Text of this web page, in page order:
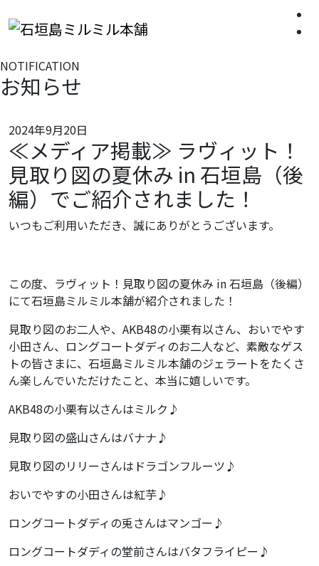
NOTIFICATION
お知らせ
2024年9月20日
≪メディア掲載≫ ラヴィット！
見取り図の夏休み in 石垣島（後
編）でご紹介されました！
いつもご利用いただき、誠にありがとうございます。
この度、ラヴィット！見取り図の夏休み in 石垣島（後編）
にて石垣島ミルミル本舗が紹介されました！
見取り図のお二人や、AKB48の小栗有以さん、おいでやす
小田さん、ロングコートダディのお二人など、素敵なゲス
トの皆さまに、石垣島ミルミル本舗のジェラートをたくさ
ん楽しんでいただけたこと、本当に嬉しいです。
AKB48の小栗有以さんはミルク♪
見取り図の盛山さんはバナナ♪
見取り図のリリーさんはドラゴンフルーツ♪
おいでやすの小田さんは紅芋♪
ロングコートダディの兎さんはマンゴー♪
ロングコートダディの堂前さんはバタフライピー♪